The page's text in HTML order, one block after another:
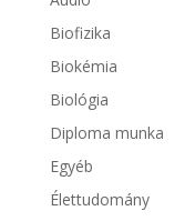
Biofizika
Biokémia
Biológia
Diploma munka
Egyéb
Élettudomány